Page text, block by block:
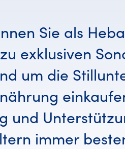
Sie als
exklusiven
um die
und
immer